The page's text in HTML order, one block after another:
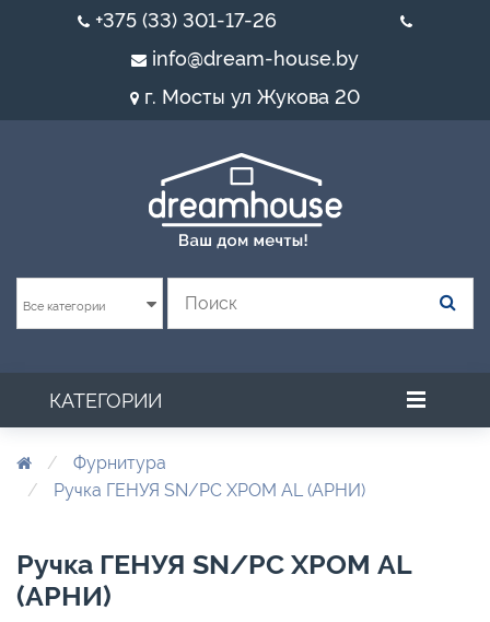
+375 (33) 301-17-26
info@dream-house.by
г. Мосты ул Жукова 20
Все категории
КАТЕГОРИИ
Фурнитура
Ручка ГЕНУЯ SN/PC ХРОМ AL (АРНИ)
Ручка ГЕНУЯ SN/PC ХРОМ AL
(АРНИ)